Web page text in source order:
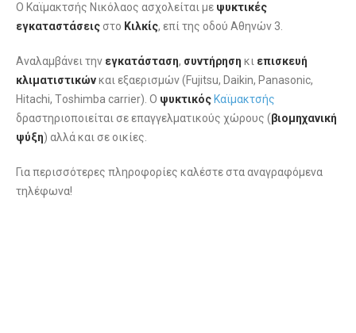
Ο Καϊμακτσής Νικόλαος ασχολείται με ψυκτικές
εγκαταστάσεις στο Κιλκίς, επί της οδού Αθηνών 3.
Αναλαμβάνει την εγκατάσταση, συντήρηση κι επισκευή
κλιματιστικώνκαι εξαερισμών (Fujitsu, Daikin, Panasonic,
Hitachi, Τoshimba carrier). Ο ψυκτικός Καϊμακτσής
δραστηριοποιείται σε επαγγελματικούς χώρους (βιομηχανική
ψύξη) αλλά και σε οικίες.
Για περισσότερες πληροφορίες καλέστε στα αναγραφόμενα
τηλέφωνα!